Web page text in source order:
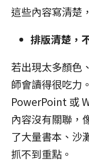
這些內容寫清楚
排版清楚，
若出現太多顏色
師會讀得很吃力
PowerPoint 或
內容沒有關聯，
了大量書本、沙
抓不到重點。